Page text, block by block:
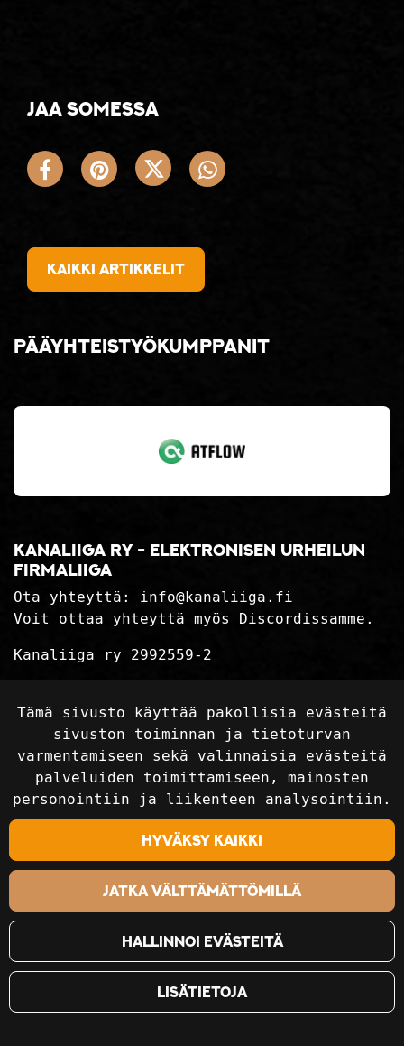
Tämä sivusto käyttää pakollisia evästeitä
sivuston toiminnan ja tietoturvan
varmentamiseen sekä valinnaisia evästeitä
palveluiden toimittamiseen, mainosten
personointiin ja liikenteen analysointiin.
Hyväksy kaikki
Jatka välttämättömillä
Hallinnoi evästeitä
Lisätietoja
Jaa somessa
Kaikki artikkelit
Kanaliiga ry - elektronisen urheilun
firmaliiga
Ota yhteyttä: info@kanaliiga.fi
Voit ottaa yhteyttä myös Discordissamme.
Kanaliiga ry 2992559-2
Toimitusehdot
Seuraa sosiaalisessa mediassa
Pääyhteistyökumppanit